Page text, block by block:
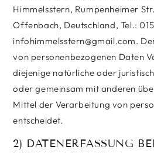
Himmelsstern, Rumpenheimer
Offenbach, Deutschland, Tel.:
infohimmelsstern@gmail.com.
von personenbezogenen Daten
diejenige natürliche oder
oder gemeinsam mit anderen
Mittel der Verarbeitung von
entscheidet.
2) DATENERFASSUNG